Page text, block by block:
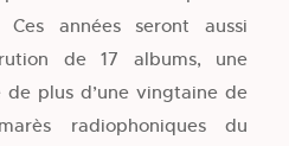
années seront aussi
de 17 albums, une
plus d’une vingtaine de
radiophoniques du